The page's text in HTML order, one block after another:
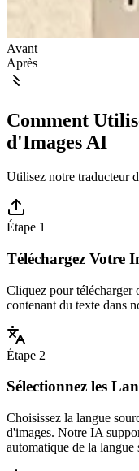
Avant
Après
Comment
d'Images AI
Utilisez notre traducteur
Étape 1
Téléchargez Votre
Cliquez pour télécharger
contenant du texte dans
Étape 2
Sélectionnez les
Choisissez la langue
d'images. Notre IA
automatique de la langue